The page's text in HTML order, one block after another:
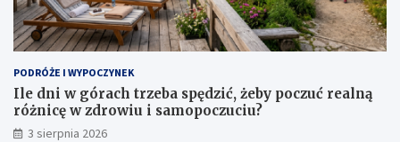
PODRÓŻE I WYPOCZYNEK
Ile dni w górach trzeba spędzić, żeby poczuć realną
różnicę w zdrowiu i samopoczuciu?
3 sierpnia 2026